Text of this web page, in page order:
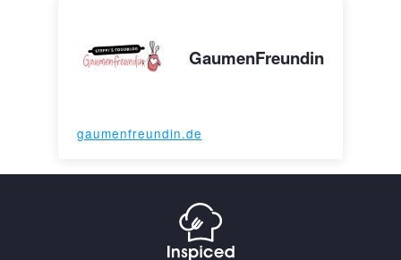
GaumenFreundin
gaumenfreundin.de